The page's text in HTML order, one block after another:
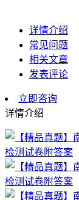
详情介绍
常见问题
相关文章
发表评论
立即咨询
详情介绍